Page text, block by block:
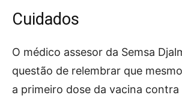
Cuidados
O médico assesor da Semsa
questão de relembrar que
a primeiro dose da vacina contra